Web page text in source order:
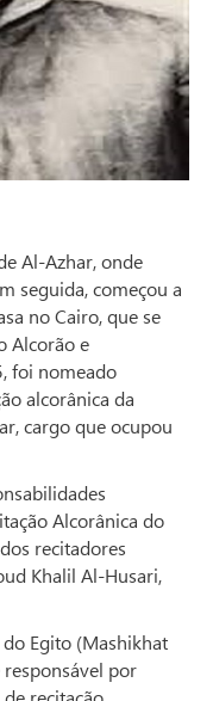
Al-Azhar, onde
seguida, começou a
no Cairo, que se
Alcorão e
foi nomeado
alcorânica da
cargo que ocupou
Alcorânica do
recitadores
Khalil Al-Husari,
Egito (Mashikhat
por